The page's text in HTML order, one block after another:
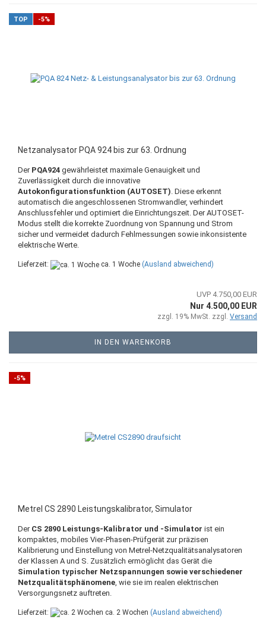
TOP -5%
Netzanalysator PQA 924 bis zur 63. Ordnung
Der PQA924 gewährleistet maximale Genauigkeit und
Zuverlässigkeit durch die innovative
Autokonfigurationsfunktion (AUTOSET). Diese erkennt
automatisch die angeschlossenen Stromwandler, verhindert
Anschlussfehler und optimiert die Einrichtungszeit. Der AUTOSET-
Modus stellt die korrekte Zuordnung von Spannung und Strom
sicher und vermeidet dadurch Fehlmessungen sowie inkonsistente
elektrische Werte.
Lieferzeit: ca. 1 Woche (Ausland abweichend)
UVP 4.750,00 EUR
Nur 4.500,00 EUR
zzgl. 19% MwSt. zzgl. Versand
IN DEN WARENKORB
-5%
Metrel CS 2890 Leistungskalibrator, Simulator
Der CS 2890 Leistungs-Kalibrator und -Simulator ist ein
kompaktes, mobiles Vier-Phasen-Prüfgerät zur präzisen
Kalibrierung und Einstellung von Metrel-Netzqualitätsanalysatoren
der Klassen A und S. Zusätzlich ermöglicht das Gerät die
Simulation typischer Netzspannungen sowie verschiedener
Netzqualitätsphänomene , wie sie im realen elektrischen
Versorgungsnetz auftreten.
Lieferzeit: ca. 2 Wochen (Ausland abweichend)